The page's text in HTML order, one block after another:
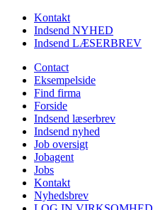
Kontakt
Indsend NYHED
Indsend LÆSERBREV
Contact
Eksempelside
Find firma
Forside
Indsend læserbrev
Indsend nyhed
Job oversigt
Jobagent
Jobs
Kontakt
Nyhedsbrev